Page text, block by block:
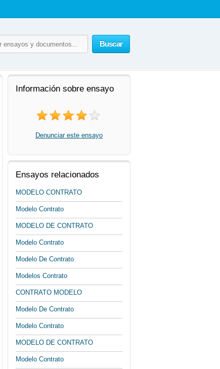
Buscar
Información sobre ensayo
Denunciar este ensayo
Ensayos relacionados
MODELO CONTRATO
Modelo Contrato
MODELO DE CONTRATO
Modelo Contrato
Modelo De Contrato
Modelos Contrato
CONTRATO MODELO
Modelo De Contrato
Modelo Contrato
MODELO DE CONTRATO
Modelo Contrato